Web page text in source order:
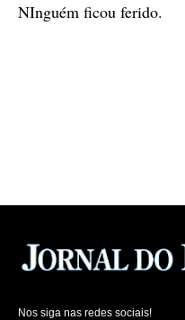
NInguém ficou ferido.
Nos siga nas redes sociais!